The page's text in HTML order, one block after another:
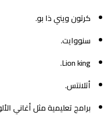
كرتون ويني ذا بو.
سنووايت.
Lion king.
أتلانتس.
برامج تعليمية مثل أغاني